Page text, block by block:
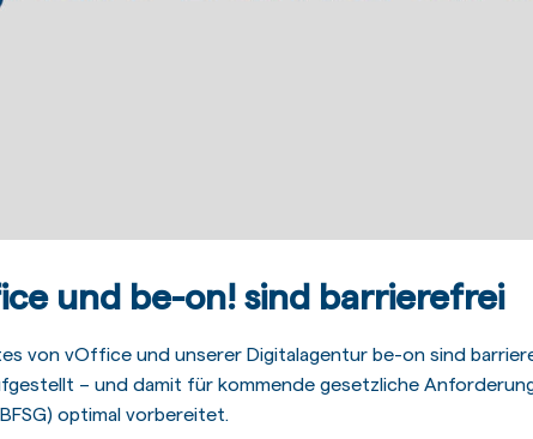
und be-on! sind barrierefrei
von vOffice und unserer Digitalagentur be-on sind
– und damit für kommende gesetzliche
optimal vorbereitet.